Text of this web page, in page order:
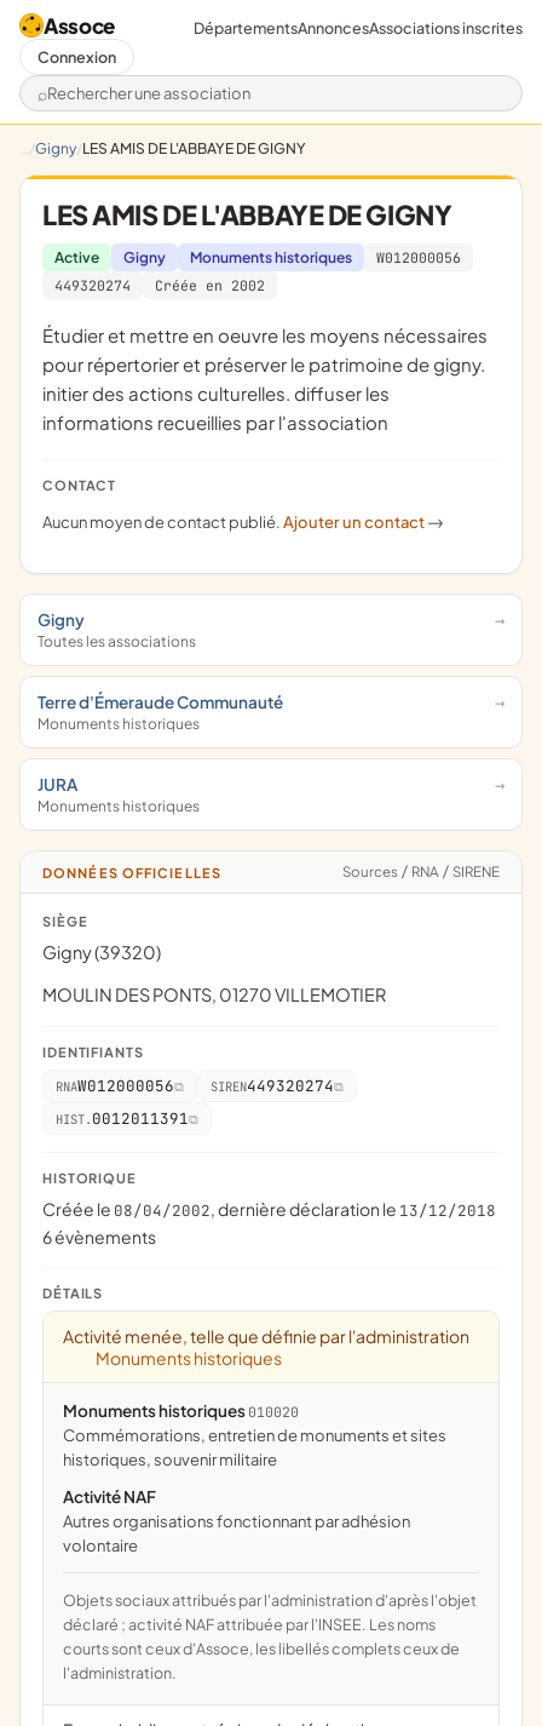
Assoce
Rechercher une association
DépartementsAnnoncesAssociations inscrites
Connexion
Gigny LES AMIS DE L'ABBAYE DE GIGNY
LES AMIS DE L'ABBAYE DE GIGNY
Active Gigny Monuments historiques
W012000056
449320274
Créée en 2002
étudier et mettre en oeuvre les moyens nécessaires
pour répertorier et préserver le patrimoine de gigny.
initier des actions culturelles. diffuser les
informations recueillies par l'association
CONTACT
Aucun moyen de contact publié.Ajouter un contact ->
Gigny
Toutes les associations
Terre d'Émeraude Communauté
Monuments historiques
JURA
Monuments historiques
DONNÉES OFFICIELLES Sources / RNA / SIRENE
SIÈGE
Gigny (39320)
MOULIN DES PONTS, 01270 VILLEMOTIER
IDENTIFIANTS
RNAW012000056 SIREN449320274
HIST. 0012011391
HISTORIQUE
Créée le 08/04/2002, dernière déclaration le 13/12/2018
6 évènements
DÉTAILS
Activité menée, telle que définie par l'administration
Monuments historiques
Monuments historiques 010020
commémorations, entretien de monuments et sites
historiques, souvenir militaire
Activité NAF
Autres organisations fonctionnant par adhésion
volontaire
Objets sociaux attribués par l'administration d'après l'objet
déclaré ; activité NAF attribuée par l'INSEE. Les noms
courts sont ceux d'Assoce, les libellés complets ceux de
l'administration.